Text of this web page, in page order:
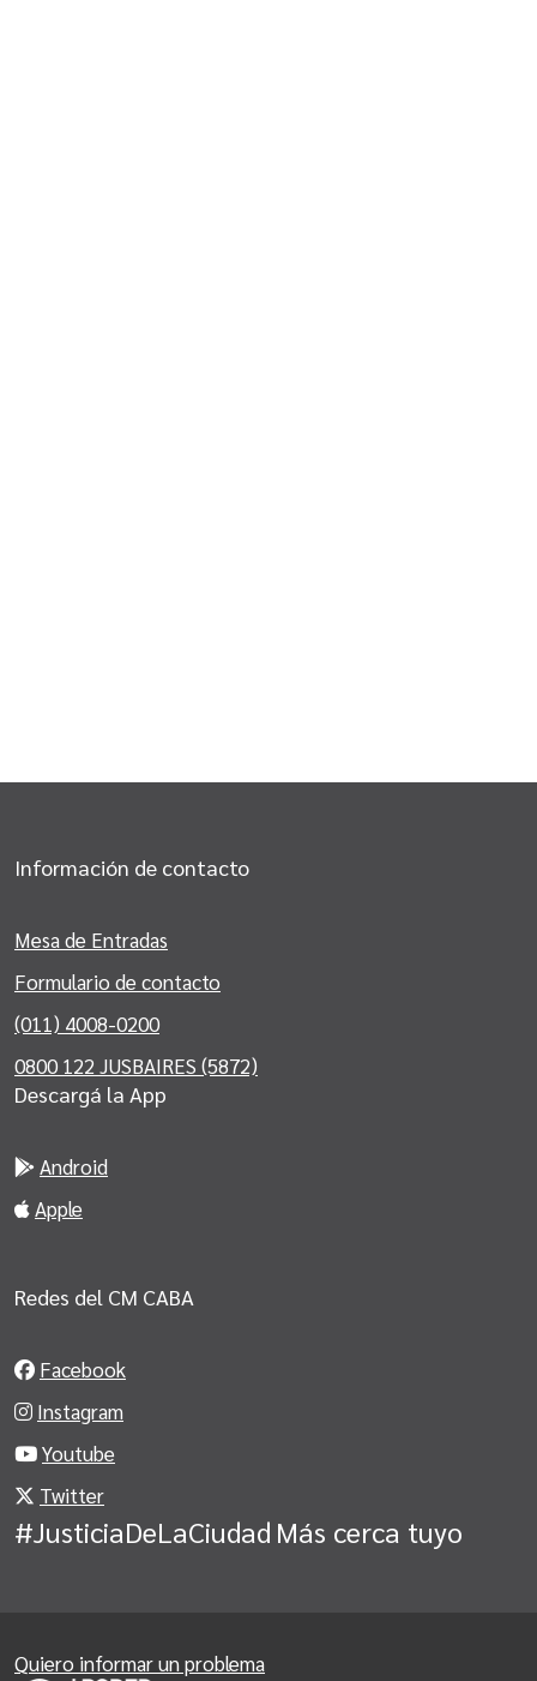
Información de contacto
Mesa de Entradas
Formulario de contacto
(011) 4008-0200
0800 122 JUSBAIRES (5872)
Descargá la App
Android
Apple
Redes del CM CABA
Facebook
Instagram
Youtube
Twitter
#JusticiaDeLaCiudad Más cerca tuyo
Quiero informar un problema